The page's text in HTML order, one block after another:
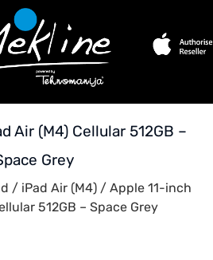
Air (M4) Cellular 512GB –
Grey
/ iPad Air (M4) / Apple 11-inch
512GB – Space Grey